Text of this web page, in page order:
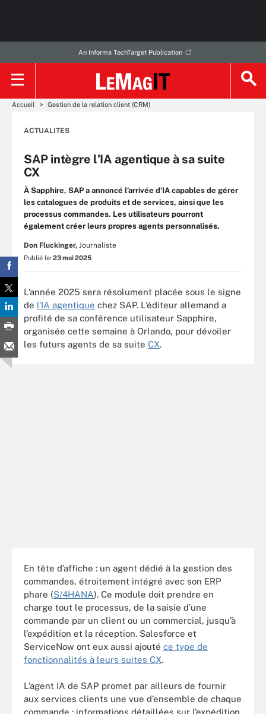
An Informa TechTarget Publication
Accueil Gestion de la relation client (CRM)
ACTUALITES
SAP intègre l’IA agentique à sa suite
CX
À Sapphire, SAP a annoncé l’arrivée d’IA capables de gérer
les catalogues de produits et de services, ainsi que les
processus commandes. Les utilisateurs pourront
également créer leurs propres agents personnalisés.
Don Fluckinger, Journaliste
Publié le: 23 mai 2025
L’année 2025 sera résolument placée sous le signe
de l’IA agentique chez SAP. L’éditeur allemand a
profité de sa conférence utilisateur Sapphire,
organisée cette semaine à Orlando, pour dévoiler
les futurs agents de sa suite CX.
En tête d’affiche : un agent dédié à la gestion des
commandes, étroitement intégré avec son ERP
phare (S/4HANA). Ce module doit prendre en
charge tout le processus, de la saisie d’une
commande par un client ou un commercial, jusqu’à
l’expédition et la réception. Salesforce et
ServiceNow ont eux aussi ajouté ce type de
fonctionnalités à leurs suites CX.
L’agent IA de SAP promet par ailleurs de fournir
aux services clients une vue d’ensemble de chaque
commande : informations détaillées sur l’expédition,